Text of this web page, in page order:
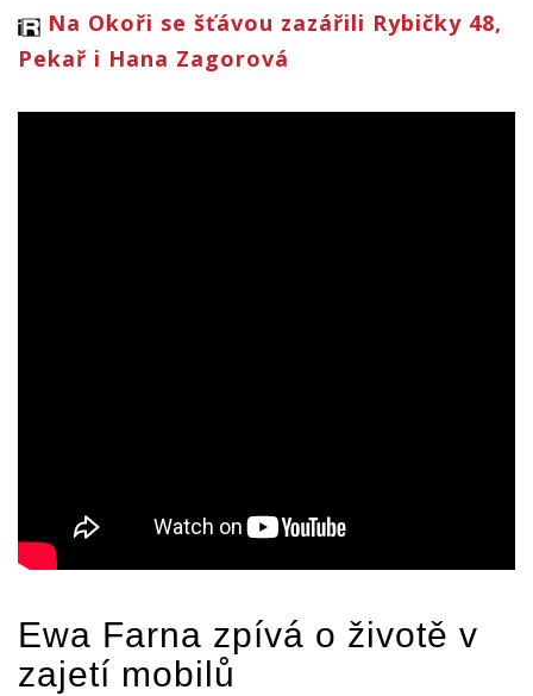
Na Okoři se šťávou zazářili Rybičky 48,
Pekař i Hana Zagorová
Ewa Farna zpívá o životě v
zajetí mobilů